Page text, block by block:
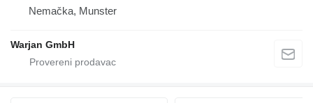
Nemačka, Munster
Warjan GmbH